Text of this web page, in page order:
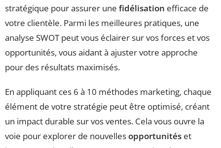
stratégique pour assurer une fidélisation efficace de
votre clientèle. Parmi les meilleures pratiques, une
analyse SWOT peut vous éclairer sur vos forces et vos
opportunités, vous aidant à ajuster votre approche
pour des résultats maximisés.
En appliquant ces 6 à 10 méthodes marketing, chaque
élément de votre stratégie peut être optimisé, créant
un impact durable sur vos ventes. Cela vous ouvre la
voie pour explorer de nouvellesopportunités et